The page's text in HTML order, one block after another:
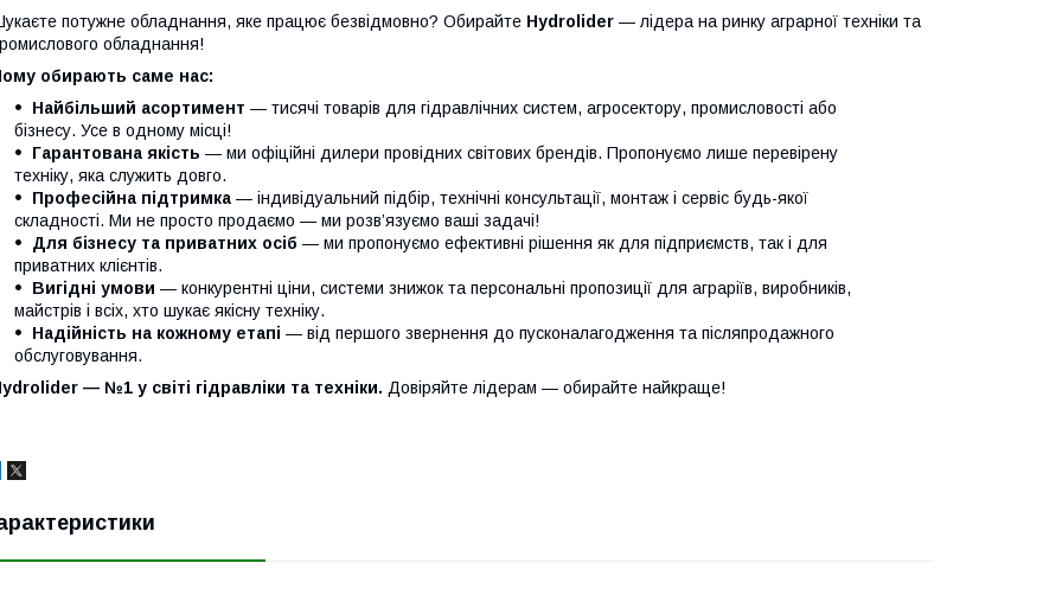
потужне обладнання, яке працює безвідмовно? Обирайте Hydrolider — лідера на ринку аграрної техніки та
обладнання!
обирають саме нас:
Найбільший асортимент — тисячі товарів для гідравлічних систем, агросектору, промисловості або
бізнесу. Усе в одному місці!
Гарантована якість — ми офіційні дилери провідних світових брендів. Пропонуємо лише перевірену
техніку, яка служить довго.
Професійна підтримка — індивідуальний підбір, технічні консультації, монтаж і сервіс будь-якої
складності. Ми не просто продаємо — ми розв’язуємо ваші задачі!
Для бізнесу та приватних осіб — ми пропонуємо ефективні рішення як для підприємств, так і для
приватних клієнтів.
Вигідні умови — конкурентні ціни, системи знижок та персональні пропозиції для аграріїв, виробників,
майстрів і всіх, хто шукає якісну техніку.
Надійність на кожному етапі — від першого звернення до пусконалагодження та післяпродажного
обслуговування.
— №1 у світі гідравліки та техніки. Довіряйте лідерам — обирайте найкраще!